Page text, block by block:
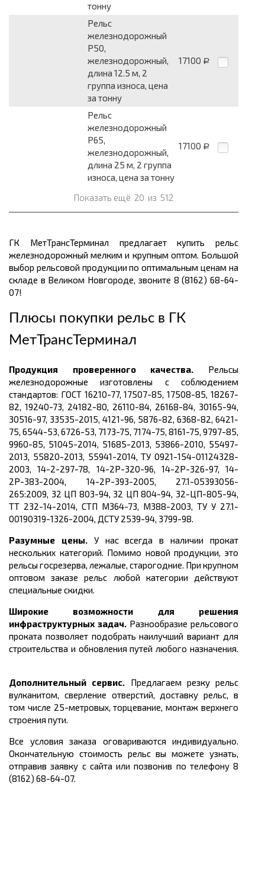
тонну
Рельс
железнодорожный
Р50,
железнодорожный,
длина 12.5 м, 2
группа износа, цена
за тонну
17100 Р
Рельс
железнодорожный
Р65,
железнодорожный,
длина 25 м, 2 группа
износа, цена за тонну
17100 Р
Показать ещё 20 из 512
ГК МетТрансТерминал предлагает купить рельс
железнодорожный мелким и крупным оптом. Большой
выбор рельсовой продукции по оптимальным ценам на
складе в Великом Новгороде, звоните 8 (8162) 68-64-
07!
Плюсы покупки рельс в ГК
МетТрансТерминал
Продукция проверенного качества. Рельсы
железнодорожные изготовлены с соблюдением
стандартов: ГОСТ 16210-77, 17507-85, 17508-85, 18267-
82, 19240-73, 24182-80, 26110-84, 26168-84, 30165-94,
30516-97, 33535-2015, 4121-96, 5876-82, 6368-82, 6421-
75, 6544-53, 6726-53, 7173-75, 7174-75, 8161-75, 9797-85,
9960-85, 51045-2014, 51685-2013, 53866-2010, 55497-
2013, 55820-2013, 55941-2014, ТУ 0921-154-01124328-
2003, 14-2-297-78, 14-2Р-320-96, 14-2Р-326-97, 14-
2Р-383-2004, 14-2Р-393-2005, 27.1-05393056-
265:2009, 32 ЦП 803-94, 32 ЦП 804-94, 32-ЦП-805-94,
ТТ 232-14-2014, СТП М364-73, М388-2003, ТУ У 27.1-
00190319-1326-2004, ДСТУ 2539-94, 3799-98.
Разумные цены. У нас всегда в наличии прокат
нескольких категорий. Помимо новой продукции, это
рельсы госрезерва, лежалые, старогодние. При крупном
оптовом заказе рельс любой категории действуют
специальные скидки.
Широкие возможности для решения
инфраструктурных задач. Разнообразие рельсового
проката позволяет подобрать наилучший вариант для
строительства и обновления путей любого назначения.
Дополнительный сервис. Предлагаем резку рельс
вулканитом, сверление отверстий, доставку рельс, в
том числе 25-метровых, торцевание, монтаж верхнего
строения пути.
Все условия заказа оговариваются индивидуально.
Окончательную стоимость рельс вы можете узнать,
отправив заявку с сайта или позвонив по телефону 8
(8162) 68-64-07.